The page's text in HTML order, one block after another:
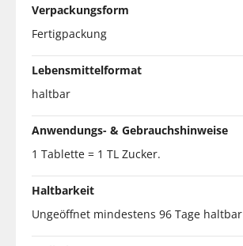
Verpackungsform
Fertigpackung
Lebensmittelformat
haltbar
Anwendungs- & Gebrauchshinweise
1 Tablette = 1 TL Zucker.
Haltbarkeit
Ungeöffnet mindestens 96 Tage haltbar